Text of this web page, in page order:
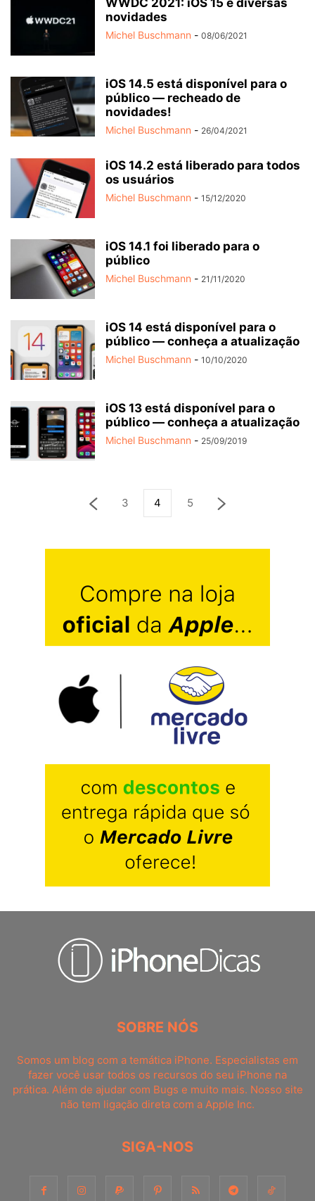
novidades
Michel Buschmann - 08/06/2021
iOS 14.5 está disponível para o
público — recheado de
novidades!
Michel Buschmann - 26/04/2021
iOS 14.2 está liberado para todos
os usuários
Michel Buschmann - 15/12/2020
iOS 14.1 foi liberado para o
público
Michel Buschmann - 21/11/2020
iOS 14 está disponível para o
público — conheça a atualização
Michel Buschmann - 10/10/2020
iOS 13 está disponível para o
público — conheça a atualização
Michel Buschmann - 25/09/2019
3 4 5
SOBRE NÓS
Somos um blog com a temática iPhone. Especialistas em
fazer você usar todos os recursos do seu iPhone na
prática. Além de ajudar com Bugs e muito mais. Nosso site
não tem ligação direta com a Apple Inc.
SIGA-NOS